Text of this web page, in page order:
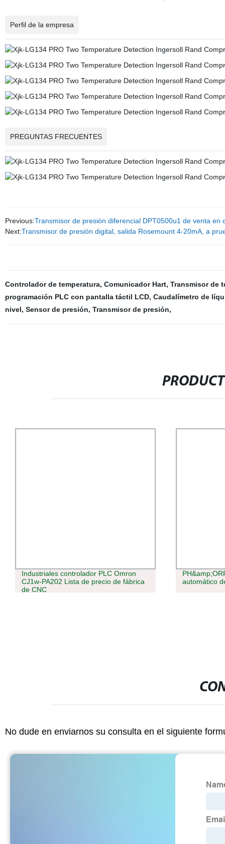
Perfil de la empresa
PREGUNTAS FRECUENTES
Previous:Transmisor de presión diferencial DPT0500u1 de venta en
Next:Transmisor de presión digital, salida Rosemount 4-20mA, a
Controlador de temperatura, Comunicador Hart, Transmisor de
programación PLC con pantalla táctil LCD, Caudalímetro de
nivel, Sensor de presión, Transmisor de presión,
Industriales controlador PLC Omron
CJ1w-PA202 Lista de precio de fábrica
de CNC
automático
No dude en enviarnos su consulta en el siguiente